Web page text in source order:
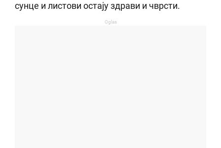
сунце и листови остају здрави и чврсти.
Oglas